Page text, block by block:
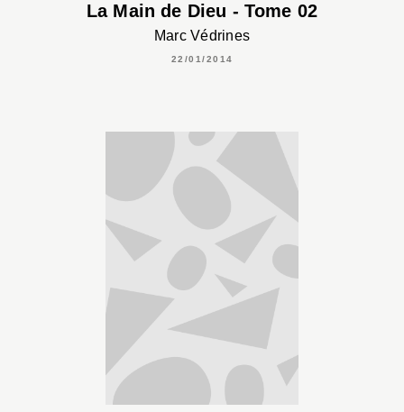
La Main de Dieu - Tome 02
Marc Védrines
22/01/2014